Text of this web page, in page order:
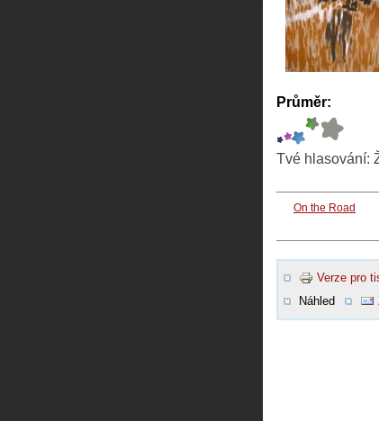
Průměr:
Tvé hlasování:
On the Road
Verze pro
Náhled